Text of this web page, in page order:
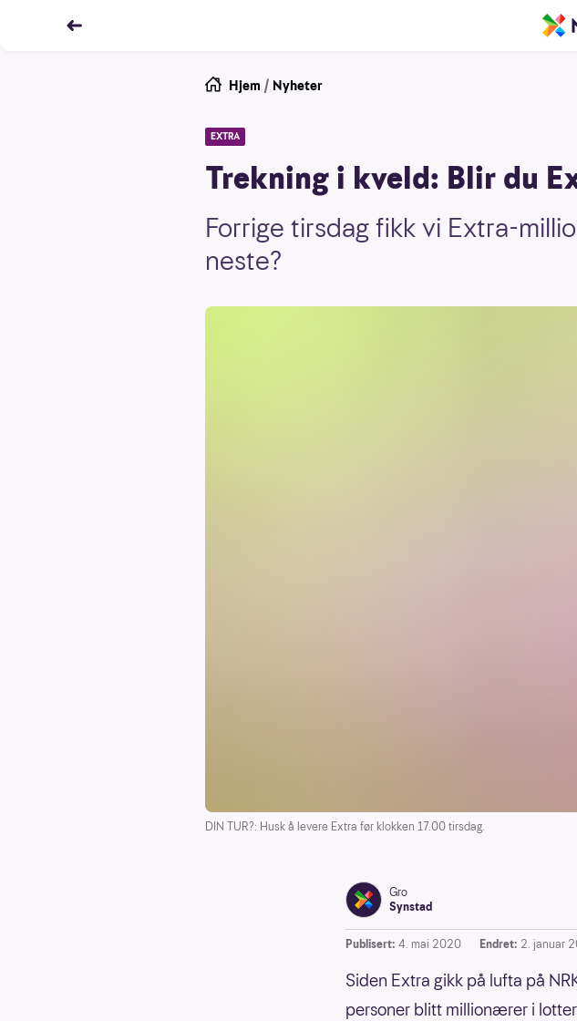
Hjem / Nyheter
EXTRA
Trekning i kveld: Blir du
Forrige tirsdag fikk vi Extra-
neste?
DIN TUR?: Husk å levere Extra før klokken 17.00 tirsdag.
Gro
Synstad
Publisert: 4. mai 2020 Endret: 2. januar
Siden Extra gikk på lufta på
personer blitt millionærer i